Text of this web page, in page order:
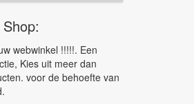
webwinkel !!!!!. Een
Kies uit meer dan
voor de behoefte van